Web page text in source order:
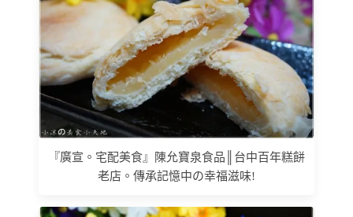
『廣宣。宅配美食』陳允寶泉食品║台中百年糕餅
老店。傳承記憶中の幸福滋味!